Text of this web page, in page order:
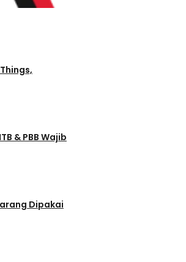
& PBB Wajib
Dipakai